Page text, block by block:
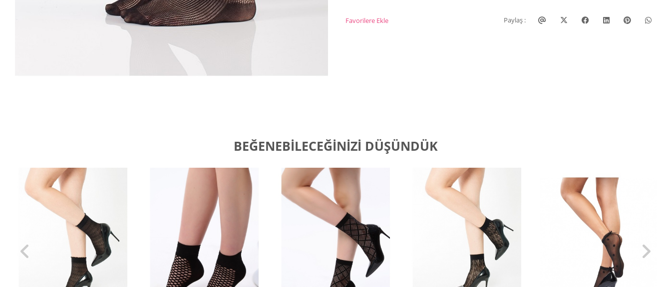
Favorilere Ekle Paylaş :
BEĞENEBILECEĞINIZI DÜŞÜNDÜK